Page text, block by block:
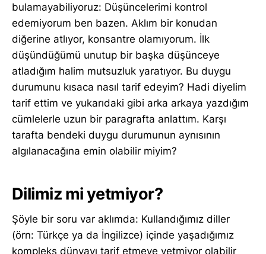
bulamayabiliyoruz: Düşüncelerimi kontrol
edemiyorum ben bazen. Aklım bir konudan
diğerine atlıyor, konsantre olamıyorum. İlk
düşündüğümü unutup bir başka düşünceye
atladığım halim mutsuzluk yaratıyor. Bu duygu
durumunu kısaca nasıl tarif edeyim? Hadi diyelim
tarif ettim ve yukarıdaki gibi arka arkaya yazdığım
cümlelerle uzun bir paragrafta anlattım. Karşı
tarafta bendeki duygu durumunun aynısının
algılanacağına emin olabilir miyim?
Dilimiz mi yetmiyor?
Şöyle bir soru var aklımda: Kullandığımız diller
(örn: Türkçe ya da İngilizce) içinde yaşadığımız
kompleks dünyayı tarif etmeye yetmiyor olabilir